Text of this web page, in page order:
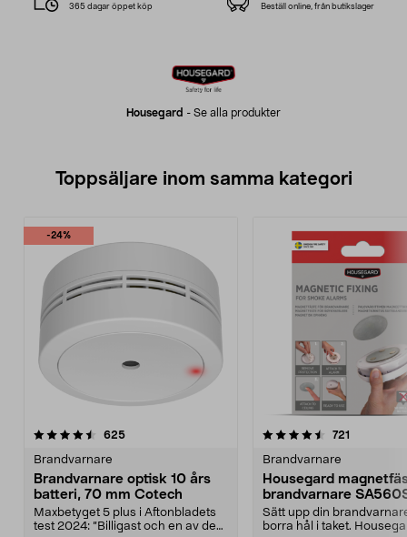
Housegard - Se alla produkter
365 dagar öppet köp Beställ online, från butikslager
Toppsäljare inom samma kategori
-24%
625recensioner
Brandvarnare
Brandvarnare optisk 10 års
batteri, 70 mm Cotech
Maxbetyget 5 plus i Aftonbladets
test 2024: ”Billigast och en av de
4.5 av 5 stjärnor 721
Brandvarnare
Housegard
brandvarnare
Sätt upp din
borra hål i taket.
4.5 av 5 stjärnor